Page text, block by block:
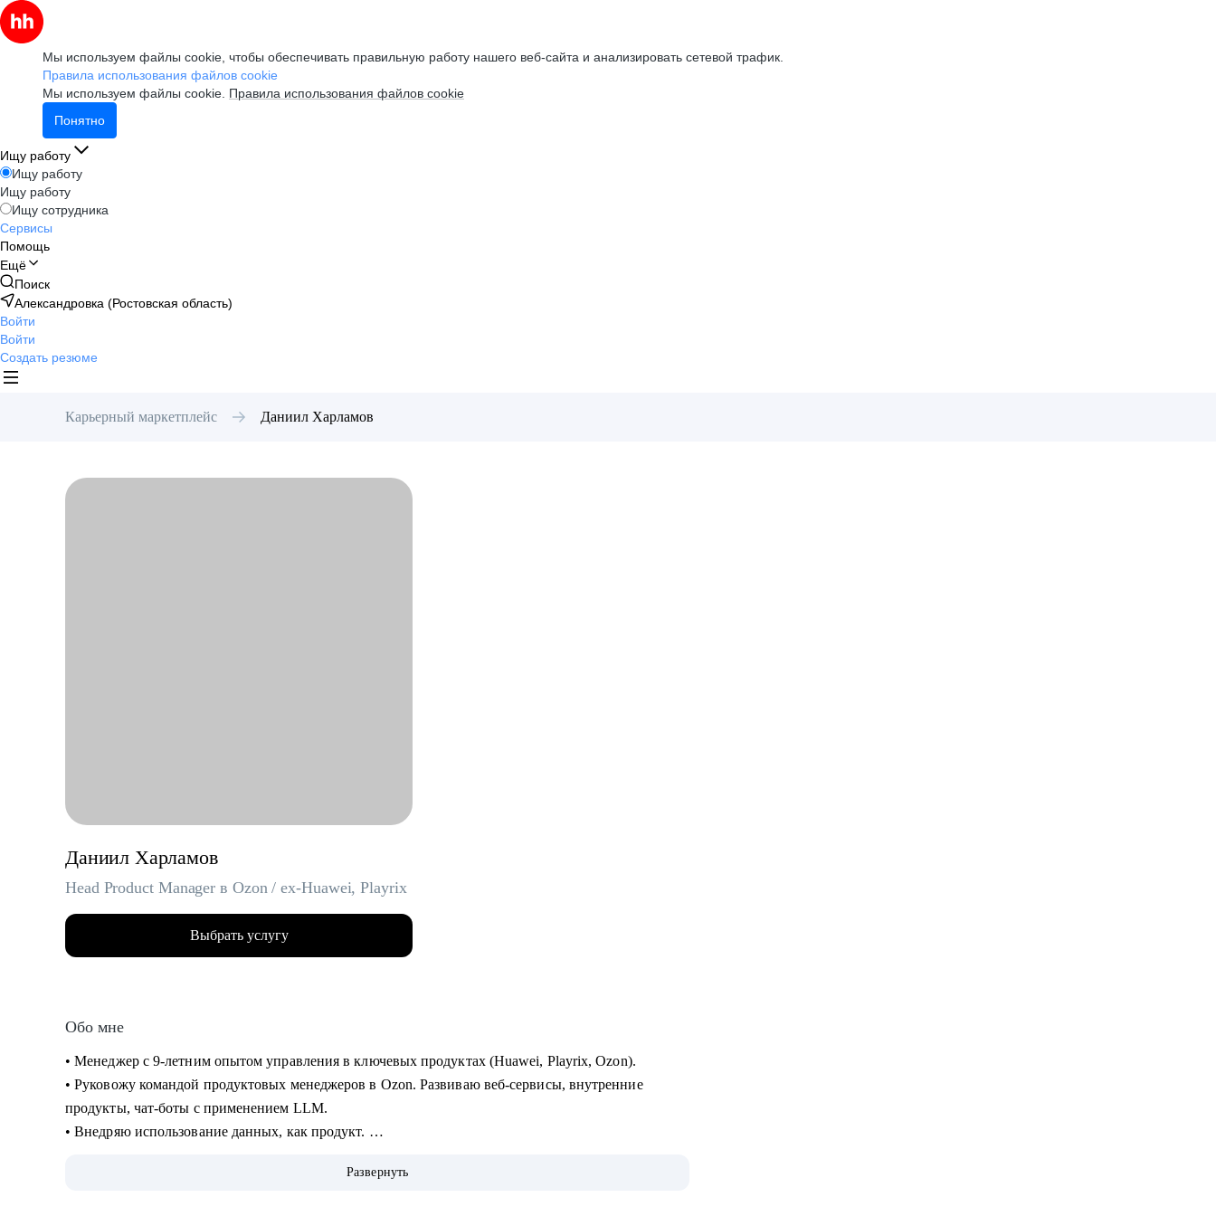
Мы используем файлы cookie, чтобы обеспечивать правильную работу нашего веб-сайта и анализировать сетевой трафик.
Правила использования файлов cookie
Мы используем файлы cookie. Правила использования файлов cookie
Понятно
Ищу работу
Ищу работу
Ищу работу
Ищу сотрудника
Сервисы
Помощь
Ещё
Поиск
Александровка (Ростовская область)
Войти
Войти
Создать резюме
Карьерный маркетплейс Даниил Харламов
Даниил Харламов
Head Product Manager в Ozon / ex-Huawei, Playrix
Выбрать услугу
Обо мне
• Менеджер с 9-летним опытом управления в ключевых продуктах (Huawei, Playrix, Ozon).
• Руковожу командой продуктовых менеджеров в Ozon. Развиваю веб-сервисы, внутренние
продукты, чат-боты с применением LLM.
• Внедряю использование данных, как продукт.
• Вместе с подопечными составили более 300 резюме для РФ и Европы.
Развернуть